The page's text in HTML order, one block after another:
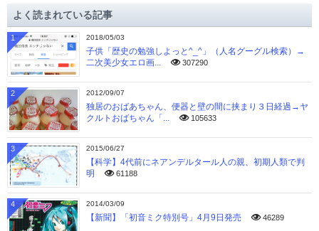
ブよく読まれている記事
2018/05/03
子供「歴史の勉強しよっと^_^」（人名グーグル検索）→
二次美少女エロ画...
307290
1
2012/09/07
独居のおばあちゃん、便器と壁の間に挟まり３日経過→ヤ
クルトおばちゃん「...
105633
2
2015/06/27
【科学】4代前にネアンデルタール人の親、初期人類で判
明
61188
3
2014/03/09
【新聞】「初音ミク特別号」4月9日発売 46289
4